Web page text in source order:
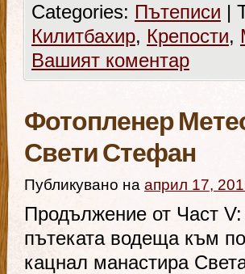
Categories: Пътеписи |
Килитбахир, Крепости,
Вашият коментар
Фотопленер
Свети Стефан
Публикувано на април 17,
Продължение от Част
пътеката водеща към
кацнал манастира